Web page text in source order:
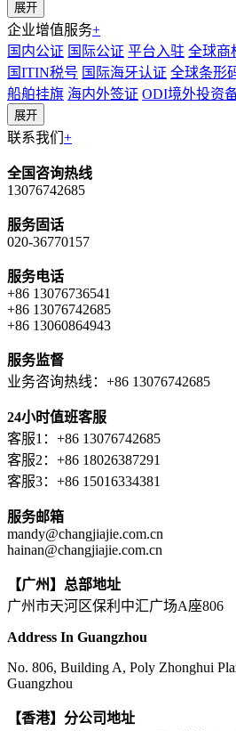
展开
企业增值服务+
国内公证 国际公证 平台入驻 全球商
国ITIN税号 国际海牙认证 全球条形
船舶挂旗 海内外签证 ODI境外投资
展开
联系我们 +
全国咨询热线
13076742685
服务固话
020-36770157
服务电话
+86 13076736541
+86 13076742685
+86 13060864943
服务监督
业务咨询热线：+86 13076742685
24小时值班客服
客服1：+86 13076742685
客服2：+86 18026387291
客服3：+86 15016334381
服务邮箱
mandy@changjiajie.com.cn
hainan@changjiajie.com.cn
【广州】总部地址
广州市天河区保利中汇广场A座806
Address In Guangzhou
No. 806, Building A, Poly Zhonghui
Guangzhou
【香港】分公司地址